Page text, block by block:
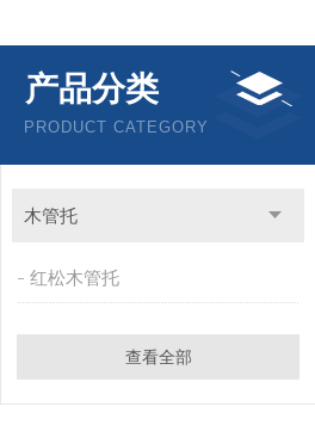
产品分类
PRODUCT CATEGORY
木管托
红松木管托
查看全部